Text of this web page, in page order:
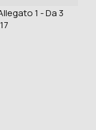
1 - Da 3